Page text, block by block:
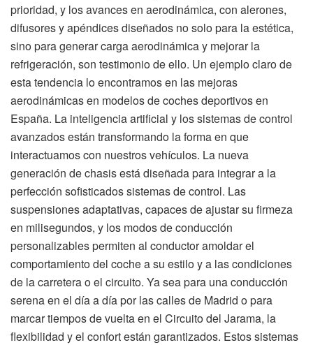
prioridad, y los avances en aerodinámica, con alerones,
difusores y apéndices diseñados no solo para la estética,
sino para generar carga aerodinámica y mejorar la
refrigeración, son testimonio de ello. Un ejemplo claro de
esta tendencia lo encontramos en las mejoras
aerodinámicas en modelos de coches deportivos en
España. La inteligencia artificial y los sistemas de control
avanzados están transformando la forma en que
interactuamos con nuestros vehículos. La nueva
generación de chasis está diseñada para integrar a la
perfección sofisticados sistemas de control. Las
suspensiones adaptativas, capaces de ajustar su firmeza
en milisegundos, y los modos de conducción
personalizables permiten al conductor amoldar el
comportamiento del coche a su estilo y a las condiciones
de la carretera o el circuito. Ya sea para una conducción
serena en el día a día por las calles de Madrid o para
marcar tiempos de vuelta en el Circuito del Jarama, la
flexibilidad y el confort están garantizados. Estos sistemas